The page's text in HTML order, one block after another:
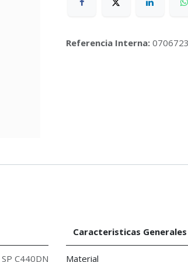
Referencia Interna:
SP C440DN
Caracteristicas Generales
Material